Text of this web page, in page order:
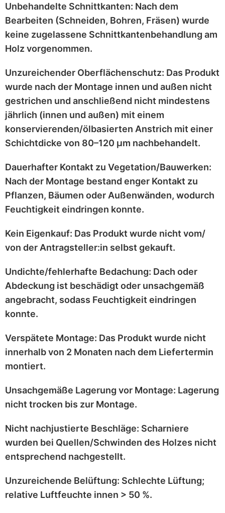
Unbehandelte Schnittkanten: Nach dem
Bearbeiten (Schneiden, Bohren, Fräsen) wurde
keine zugelassene Schnittkantenbehandlung am
Holz vorgenommen.
Unzureichender Oberflächenschutz: Das Produkt
wurde nach der Montage innen und außen nicht
gestrichen und anschließend nicht mindestens
jährlich (innen und außen) mit einem
konservierenden/ölbasierten Anstrich mit einer
Schichtdicke von 80–120 μm nachbehandelt.
Dauerhafter Kontakt zu Vegetation/Bauwerken:
Nach der Montage bestand enger Kontakt zu
Pflanzen, Bäumen oder Außenwänden, wodurch
Feuchtigkeit eindringen konnte.
Kein Eigenkauf: Das Produkt wurde nicht vom/
von der Antragsteller:in selbst gekauft.
Undichte/fehlerhafte Bedachung: Dach oder
Abdeckung ist beschädigt oder unsachgemäß
angebracht, sodass Feuchtigkeit eindringen
konnte.
Verspätete Montage: Das Produkt wurde nicht
innerhalb von 2 Monaten nach dem Liefertermin
montiert.
Unsachgemäße Lagerung vor Montage: Lagerung
nicht trocken bis zur Montage.
Nicht nachjustierte Beschläge: Scharniere
wurden bei Quellen/Schwinden des Holzes nicht
entsprechend nachgestellt.
Unzureichende Belüftung: Schlechte Lüftung;
relative Luftfeuchte innen > 50 %.